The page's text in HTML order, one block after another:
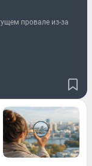
провале из-за